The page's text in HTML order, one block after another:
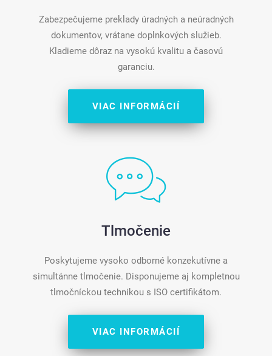
Zabezpečujeme preklady úradných a neúradných
dokumentov, vrátane doplnkových služieb.
Kladieme dôraz na vysokú kvalitu a časovú
garanciu.
VIAC INFORMÁCIÍ
Tlmočenie
Poskytujeme vysoko odborné konzekutívne a
simultánne tlmočenie. Disponujeme aj kompletnou
tlmočníckou technikou s ISO certifikátom.
VIAC INFORMÁCIÍ